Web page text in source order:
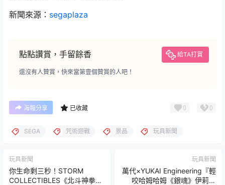
新聞來源： segaplaza
點點讚賞，手留餘香 給TA打賞
還沒有人贊賞，快來當第壹個贊賞的人吧！
海報分享 已收藏 0 0
SEGA 咒術迴戰 景品 玩具新聞
玩具新聞
你生命剩三秒！STORM
COLLECTIBLES《北斗神拳》
玩具新聞
萬代×YUKAI Engineering『輕
咬哈姆哈姆《銀魂》伊莉莎